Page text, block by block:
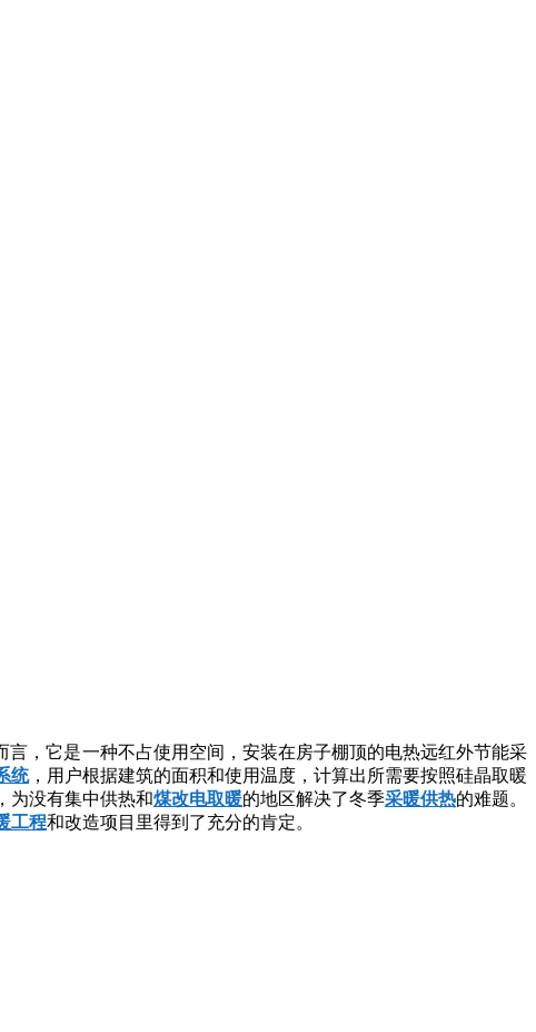
言，它是一种不占使用空间，安装在房子棚顶的电热远红外节能采
统，用户根据建筑的面积和使用温度，计算出所需要按照硅晶取暖
为没有集中供热和煤改电取暖的地区解决了冬季采暖供热的难题。
工程和改造项目里得到了充分的肯定。